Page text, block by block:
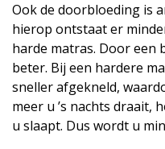
Ook de doorbloeding is
hierop ontstaat er
harde matras. Door een
beter. Bij een hardere
sneller afgekneld,
meer u ’s nachts draait,
u slaapt. Dus wordt u